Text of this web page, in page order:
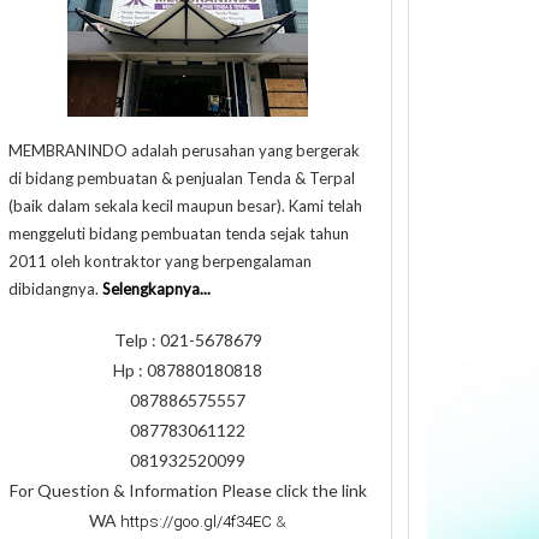
MEMBRANINDO adalah perusahan yang bergerak
di bidang pembuatan & penjualan Tenda & Terpal
(baik dalam sekala kecil maupun besar). Kami telah
menggeluti bidang pembuatan tenda sejak tahun
2011 oleh kontraktor yang berpengalaman
dibidangnya. Selengkapnya...
Telp : 021-5678679
Hp : 087880180818
087886575557
087783061122
081932520099
For Question & Information Please click the link
WA https://goo.gl/4f34EC &